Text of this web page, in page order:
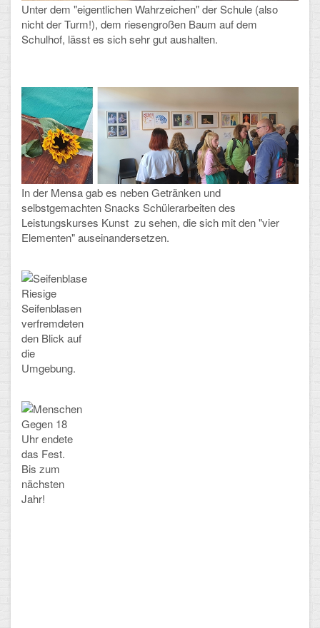
Unter dem "eigentlichen Wahrzeichen" der Schule (also
nicht der Turm!), dem riesengroßen Baum auf dem
Schulhof, lässt es sich sehr gut aushalten.
In der Mensa gab es neben Getränken und
selbstgemachten Snacks Schülerarbeiten des
Leistungskurses Kunst zu sehen, die sich mit den "vier
Elementen" auseinandersetzen.
Riesige
Seifenblasen
verfremdeten
den Blick auf
die
Umgebung.
Gegen 18
Uhr endete
das Fest.
Bis zum
nächsten
Jahr!